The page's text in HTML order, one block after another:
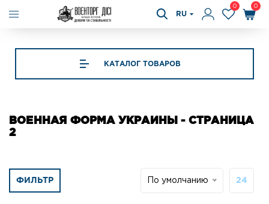
RU
0 0
КАТАЛОГ ТОВАРОВ
ВОЕННАЯ ФОРМА УКРАИНЫ - СТРАНИЦА
2
ФИЛЬТР По умолчанию 24